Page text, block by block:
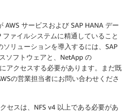
AWS サービスおよび SAP HANA デー
ファイルシステムに精通していること
リューションを導入するには、SAP
ソフトウェアと、NetApp の
アクセスする必要があります。まだ既
の営業担当者にお問い合わせくださ
セスは、NFS v4 以上である必要があ